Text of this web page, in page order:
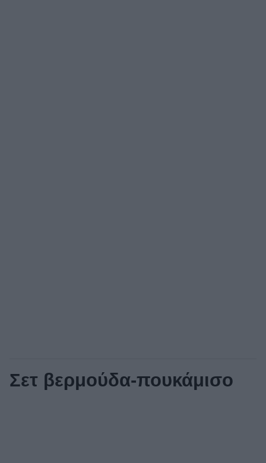
Σετ βερμούδα-πουκάμισο